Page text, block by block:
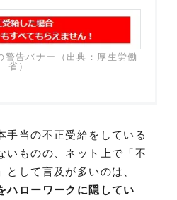
告バナー（出典：厚生労働
省）
手当の不正受給をしている
いものの、ネット上で「不
して言及が多いのは、
ハローワークに隠してい